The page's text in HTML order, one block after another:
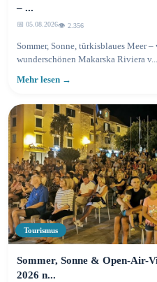
– ...
📅 05.08.2026👁️ 2.359
Sommer, Sonne, türkisblaues Meer
wunderschönen Makarska Riviera v...
Mehr lesen →
Tourismus
Sommer, Sonne & Open-Air-
2026 n...